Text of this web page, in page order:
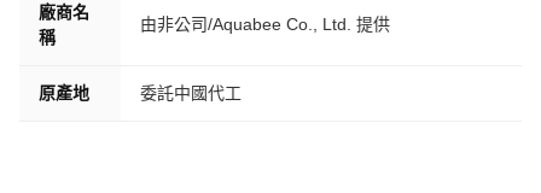
廠商名
稱
由非公司/Aquabee Co., Ltd. 提供
原產地 委託中國代工